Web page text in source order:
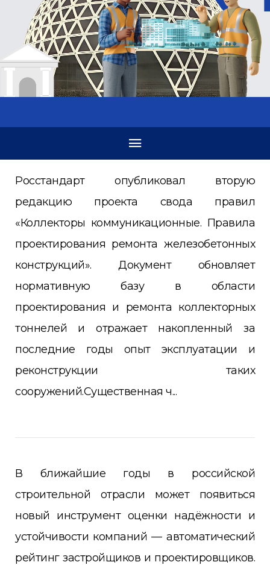
Росстандарт опубликовал вторую
редакцию проекта свода правил
«Коллекторы коммуникационные. Правила
проектирования ремонта железобетонных
конструкций». Документ обновляет
нормативную базу в области
проектирования и ремонта коллекторных
тоннелей и отражает накопленный за
последние годы опыт эксплуатации и
реконструкции таких
сооружений.Существенная ч...
В ближайшие годы в российской
строительной отрасли может появиться
новый инструмент оценки надёжности и
устойчивости компаний — автоматический
рейтинг застройщиков и проектировщиков.